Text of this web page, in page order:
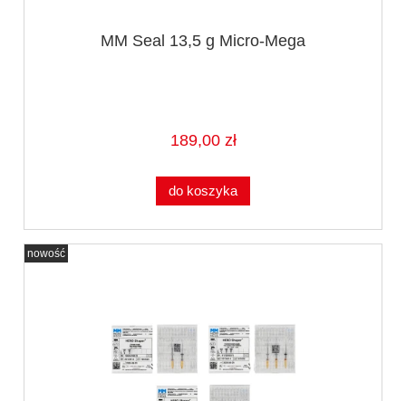
MM Seal 13,5 g Micro-Mega
189,00 zł
do koszyka
nowość